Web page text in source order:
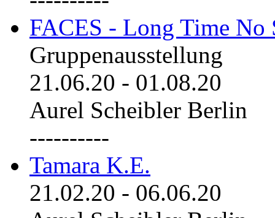
FACES - Long Time No
Gruppenausstellung
21.06.20 - 01.08.20
Aurel Scheibler Berlin
----------
Tamara K.E.
21.02.20 - 06.06.20